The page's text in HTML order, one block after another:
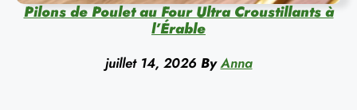
Pilons de Poulet au Four Ultra Croustillants à
l’Érable
juillet 14, 2026 By Anna